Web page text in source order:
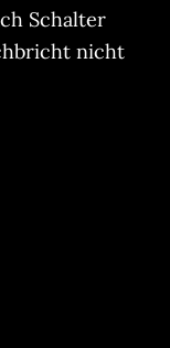
Schalter
nicht